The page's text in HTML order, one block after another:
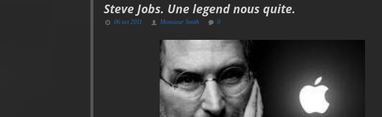
Steve Jobs. Une legend nous quite.
06 oct 2011 Monsieur Smith 0